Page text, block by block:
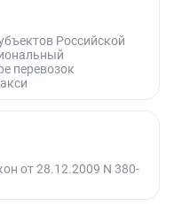
Российской
перевозок
от 28.12.2009 N 380-